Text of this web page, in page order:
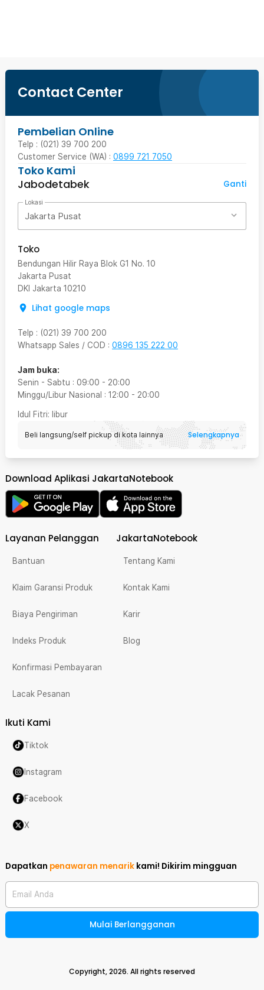
Contact Center
Pembelian Online
Telp : (021) 39 700 200
Customer Service (WA) : 0899 721 7050
Toko Kami
Jabodetabek
Ganti
Lokasi
Jakarta Pusat
Toko
Bendungan Hilir Raya Blok G1 No. 10
Jakarta Pusat
DKI Jakarta 10210
Lihat google maps
Telp : (021) 39 700 200
Whatsapp Sales / COD : 0896 135 222 00
Jam buka:
Senin - Sabtu : 09:00 - 20:00
Minggu/Libur Nasional : 12:00 - 20:00
Idul Fitri: libur
Beli langsung/self pickup di kota lainnya Selengkapnya
Download Aplikasi JakartaNotebook
Layanan Pelanggan
Bantuan
Klaim Garansi Produk
Biaya Pengiriman
Indeks Produk
Konfirmasi Pembayaran
Lacak Pesanan
JakartaNotebook
Tentang Kami
Kontak Kami
Karir
Blog
Ikuti Kami
Tiktok
Instagram
Facebook
X
Dapatkan penawaran menarik kami! Dikirim mingguan
Email Anda
Mulai Berlangganan
Copyright,2026. All rights reserved